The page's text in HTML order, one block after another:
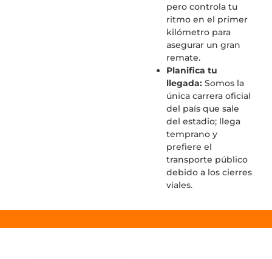
pero controla tu
ritmo en el primer
kilómetro para
asegurar un gran
remate.
Planifica tu
llegada: Somos la
única carrera oficial
del país que sale
del estadio; llega
temprano y
prefiere el
transporte público
debido a los cierres
viales.